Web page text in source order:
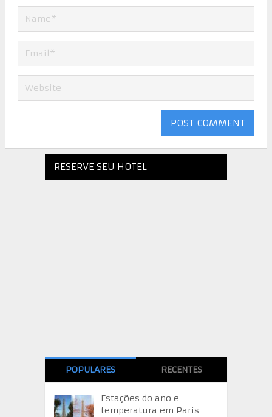
RESERVE SEU HOTEL
POPULARES RECENTES
Estações do ano e
temperatura em Paris